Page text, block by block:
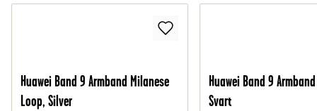
Huawei Band 9 Armband Milanese
Loop, Silver
Huawei Band 9
Svart